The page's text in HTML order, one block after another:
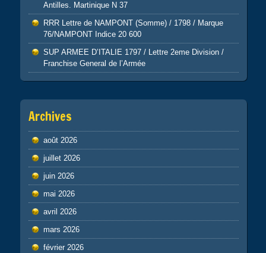
Antilles. Martinique N 37
RRR Lettre de NAMPONT (Somme) / 1798 / Marque
76/NAMPONT Indice 20 600
SUP ARMEE D’ITALIE 1797 / Lettre 2eme Division /
Franchise General de l’Armée
Archives
août 2026
juillet 2026
juin 2026
mai 2026
avril 2026
mars 2026
février 2026